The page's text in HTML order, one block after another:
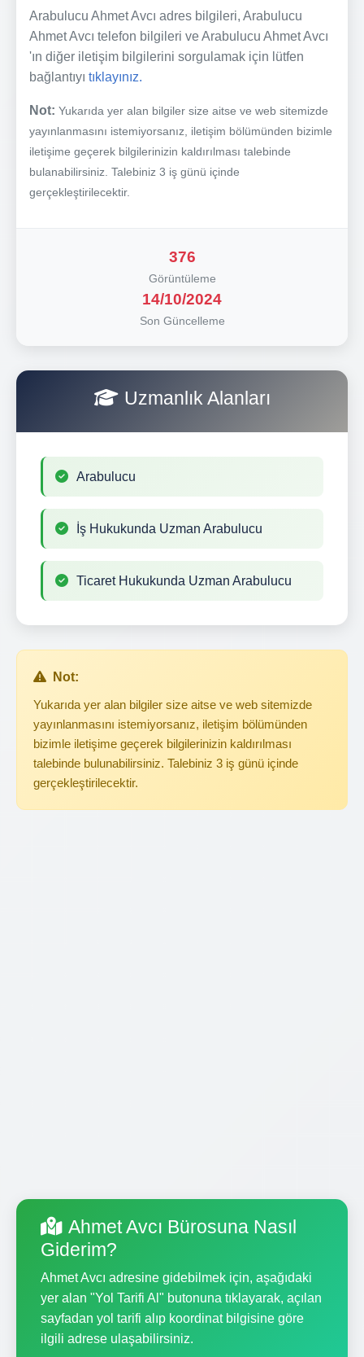
Arabulucu Ahmet Avcı adres bilgileri, Arabulucu
Ahmet Avcı telefon bilgileri ve Arabulucu Ahmet Avcı
'ın diğer iletişim bilgilerini sorgulamak için lütfen
bağlantıyı tıklayınız.
Not: Yukarıda yer alan bilgiler size aitse ve web sitemizde
yayınlanmasını istemiyorsanız, iletişim bölümünden bizimle
iletişime geçerek bilgilerinizin kaldırılması talebinde
bulanabilirsiniz. Talebiniz 3 iş günü içinde
gerçekleştirilecektir.
376
Görüntüleme
14/10/2024
Son Güncelleme
Uzmanlık Alanları
Arabulucu
İş Hukukunda Uzman Arabulucu
Ticaret Hukukunda Uzman Arabulucu
Not:
Yukarıda yer alan bilgiler size aitse ve web sitemizde
yayınlanmasını istemiyorsanız, iletişim bölümünden
bizimle iletişime geçerek bilgilerinizin kaldırılması
talebinde bulunabilirsiniz. Talebiniz 3 iş günü içinde
gerçekleştirilecektir.
Ahmet Avcı Bürosuna Nasıl
Giderim?
Ahmet Avcı adresine gidebilmek için, aşağıdaki
yer alan "Yol Tarifi Al" butonuna tıklayarak, açılan
sayfadan yol tarifi alıp koordinat bilgisine göre
ilgili adrese ulaşabilirsiniz.